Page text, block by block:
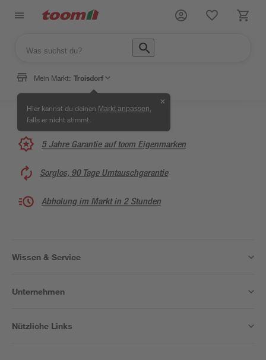
Mein Markt: Troisdorf
Hier kannst du deinen Markt anpassen
falls er nicht stimmt.
✕
5 Jahre Garantie auf toom Eigenmarken
Sorglos, 90 Tage Umtauschgarantie
Abholung im Markt in 2 Stunden
Wissen & Service
Unternehmen
Nützliche Links